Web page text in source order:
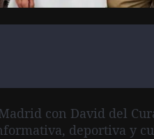
con David del
deportiva y